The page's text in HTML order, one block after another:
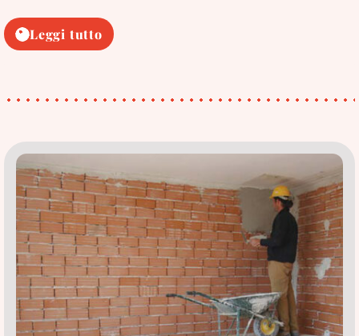
Leggi tuttoCome
eliminare
(2025)